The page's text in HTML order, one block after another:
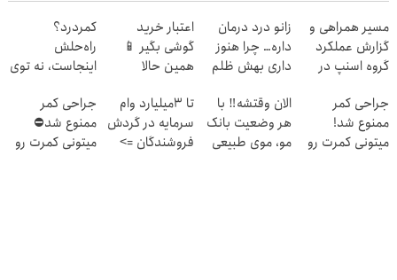
مسیر همراهی و
گزارش عملکرد
گروه اسنپ در
زانو درد درمان
داره… چرا هنوز
داری بهش ظلم
اعتبار خرید
گوشی بگیر 📱
همین حالا
بده 🎯
کمردرد؟
راه‌حلش
اینجاست، نه توی
جراحی کمر
ممنوع شد!
میتونی کمرت رو
الان وقتشه‼️ با
هر وضعیت بانک
مو، موی طبیعی
تا 3میلیارد وام
سرمایه در گردش
فروشندگان =>
جراحی کمر
ممنوع شد⛔
میتونی کمرت رو